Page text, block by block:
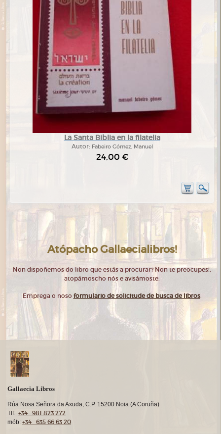
La Santa Biblia en la filatelia
Autor: Fabeiro Gómez, Manuel
24,00 €
Atópacho Gallaecialibros!
Non dispoñemos do libro que estás a procurar? Non te preocupes!,
atopámoscho nós e avisámoste.
Emprega o noso formulario de solicitude de busca de libros.
Gallaecia Libros
Rúa Nosa Señora da Axuda, C.P. 15200 Noia (A Coruña)
Tlf: +34 981 823 272
mób: +34 635 66 63 20